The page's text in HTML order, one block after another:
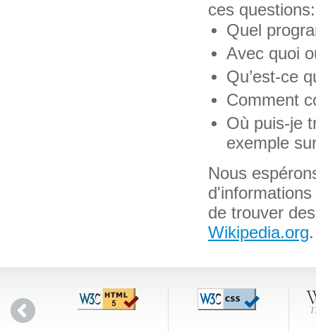
ces questions:
Quel
Avec quoi
Qu’est-ce
Comment
Où puis-je
exemple
Nous
de trouver
Wikipedia.org.